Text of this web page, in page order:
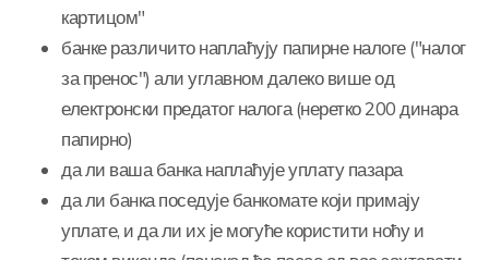
картицом"
банке различито наплаћују папирне налоге ("налог
за пренос") али углавном далеко више од
електронски предатог налога (неретко 200 динара
папирно)
да ли ваша банка наплаћује уплату пазара
да ли банка поседује банкомате који примају
уплате, и да ли их је могуће користити ноћу и